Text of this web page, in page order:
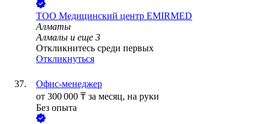
ТОО Медицинский центр EMIRMED
Алматы
Алмалы и еще 3
Откликнитесь среди первых
Откликнуться
Офис-менеджер
от 300 000 ₸ за месяц, на руки
Без опыта